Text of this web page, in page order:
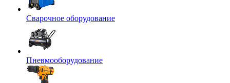
Сварочное оборудование
Пневмооборудование